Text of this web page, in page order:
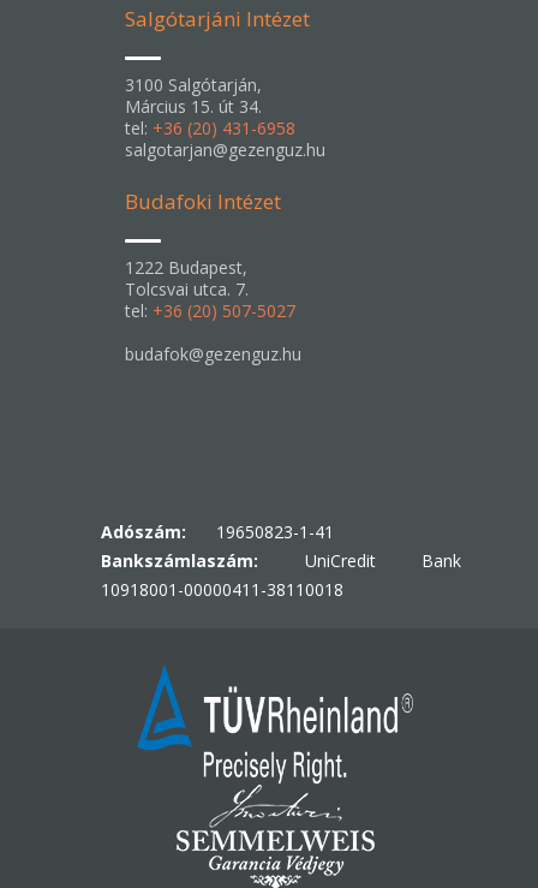
Salgótarjáni Intézet
3100 Salgótarján,
Március 15. út 34.
tel: +36 (20) 431-6958
salgotarjan@gezenguz.hu
Budafoki Intézet
1222 Budapest,
Tolcsvai utca. 7.
tel: +36 (20) 507-5027
budafok@gezenguz.hu
Adószám: 19650823-1-41
Bankszámlaszám: UniCredit Bank
10918001-00000411-38110018